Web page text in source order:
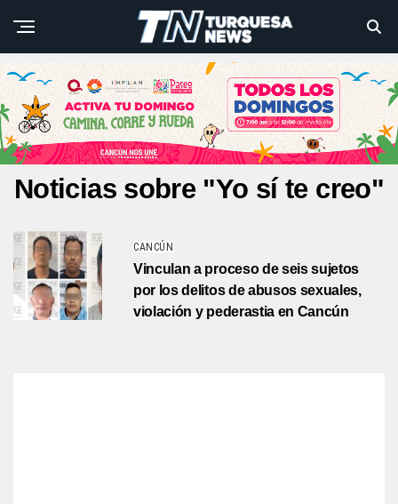
Noticias sobre "Yo sí te creo"
CANCÚN
Vinculan a proceso de seis sujetos
por los delitos de abusos sexuales,
violación y pederastia en Cancún